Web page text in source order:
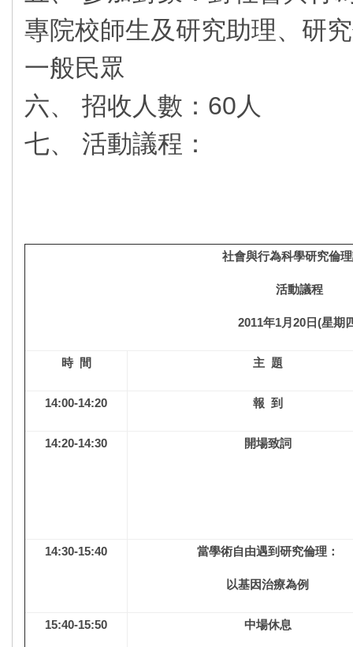
專院校師生及研究助理、研
一般民眾
六、 招收人數：60人
七、 活動議程：
社會與行為科學研究倫
活動議程
2011年1月 20日(星期
時 間 主 題
14:00-14:20 報 到
14:20-14:30 開場致詞
14:30-15:40 當學術自由遇到研究倫理：
以基因治療為例
15:40-15:50 中場休息